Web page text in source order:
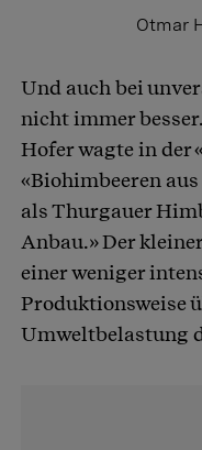
Otmar
Und auch bei
nicht immer
Hofer wagte in der
«Biohimbeeren
als Thurgauer
Anbau.» Der
einer weniger
Produktionsweise
Umweltbelastung